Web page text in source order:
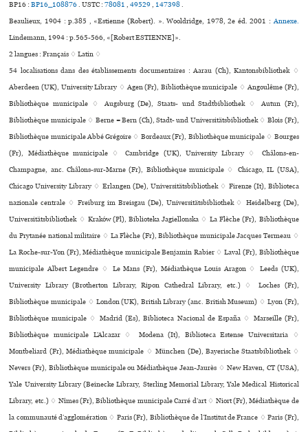
BP16 :BP16_108876.USTC :78081,49529, 147398.
Beaulieux, 1904 : p.385 , «Estienne (Robert). ». Wooldridge, 1978, 2e éd. 2001 :Annexe.
Lindemann, 1994 : p.565-566, «[Robert ESTIENNE]».
2 langues :Français ♢Latin ♢
54 localisations dans des établissements documentaires : Aarau (Ch), Kantonsbibliothek ♢
Aberdeen (UK), University Library ♢ Agen (Fr), Bibliothèque muni­ci­pale ♢ Angoulême (Fr),
Bibliothèque muni­ci­pale ♢ Augsburg (De), Staats- und Stadtbibliothek ♢ Autun (Fr),
Bibliothèque muni­ci­pale ♢ Berne = Bern (Ch), Stadt- und Universitätsbibliothek ♢ Blois (Fr),
Bibliothèque muni­ci­pale Abbé Grégoire ♢ Bordeaux (Fr), Bibliothèque muni­ci­pale ♢ Bourges
(Fr), Médiathèque muni­ci­pale ♢ Cambridge (UK), University Library ♢ Châlons-en-
Champagne, anc. Châlons-sur-Marne (Fr), Bibliothèque muni­ci­pale ♢ Chicago, IL (USA),
Chicago University Library ♢ Erlangen (De), Universitätsbibliothek ♢ Firenze (It), Biblioteca
nazio­nale cen­trale ♢ Freiburg im Breisgau (De), Universitätsbibliothek ♢ Heidelberg (De),
Universitätsbibliothek ♢ Kraków (Pl), Biblioteka Jagiellonska ♢ La Flèche (Fr), Bibliothèque
du Prytanée national mili­taire ♢ La Flèche (Fr), Bibliothèque muni­ci­pale Jacques Termeau ♢
La Roche-sur-Yon (Fr), Médiathèque muni­ci­pale Benjamin Rabier ♢ Laval (Fr), Bibliothèque
muni­ci­pale Albert Legendre ♢ Le Mans (Fr), Médiathèque Louis Aragon ♢ Leeds (UK),
University Library (Brotherton Library, Ripon Cathedral Library, etc.) ♢ Loches (Fr),
Bibliothèque muni­ci­pale ♢ London (UK), British Library (anc. British Museum) ♢ Lyon (Fr),
Bibliothèque muni­ci­pale ♢ Madrid (Es), Biblioteca Nacional de España ♢ Marseille (Fr),
Bibliothèque muni­ci­pale L’Alcazar ♢ Modena (It), Biblioteca Estense Universitaria ♢
Montbeliard (Fr), Médiathèque muni­ci­pale ♢ München (De), Bayerische Staatsbibliothek ♢
Nevers (Fr), Bibliothèque muni­ci­pale ou Médiathèque Jean-Jaurès ♢ New Haven, CT (USA),
Yale University Library (Beinecke Library, Sterling Memorial Library, Yale Medical Historical
Library, etc.) ♢ Nîmes (Fr), Bibliothèque muni­ci­pale Carré d’art ♢ Niort (Fr), Médiathèque de
la com­mu­nauté d’agglo­mé­ra­tion ♢ Paris (Fr), Bibliothèque de l’Institut de France ♢ Paris (Fr),